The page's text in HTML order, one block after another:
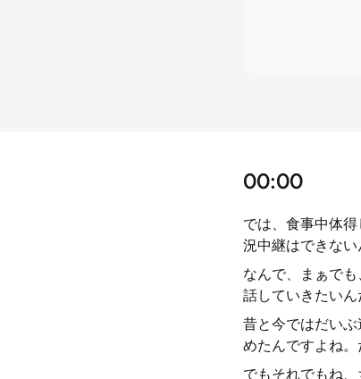
00:00
では、食事中体
況中継はできな
なんで、まぁで
話していきたいん
昔と今ではだい
めたんですよね。
でもそれでもね